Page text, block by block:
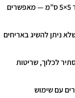
האריחים הקטנים — בגדלים של 2×2 ס”מ עד 5×5 ס”מ — מאפשרים
ניתן להשיג באריחים
לכלוך, שריטות
עם שימוש